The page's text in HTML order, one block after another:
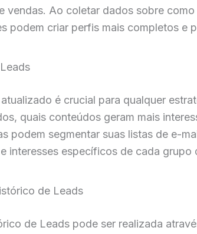
vendas. Ao coletar dados sobre
podem criar perfis mais completos e
é crucial para qualquer
quais conteúdos geram mais
podem segmentar suas listas de e-
interesses específicos de cada grupo
de Leads
de Leads pode ser realizada